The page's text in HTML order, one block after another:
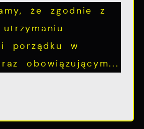
że zgodnie z
porządku w
obowiązującym...